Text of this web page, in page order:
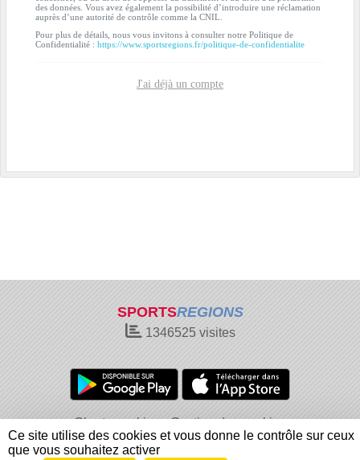
des données. Vous avez également la possibilité d’introduire une réclamation
auprès d’une autorité de contrôle comme la CNIL.
Pour plus de détails, nous vous invitons à consulter notre Politique de
Confidentialité : https://www.sportsregions.fr/politique-de-confidentialite
J'ai déjà un compte
SPORTSREGIONS
1346525 visites
Charte cookies
Gestion des cookies
Informations légales
Signaler un contenu inapproprié
Ce site utilise des cookies et vous donne le contrôle sur ceux
que vous souhaitez activer